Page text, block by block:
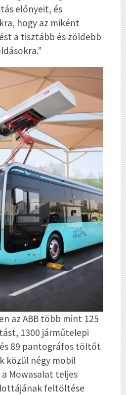
előnyeit, és
hogy az miként
a tisztább és zöldebb
az ABB több mint 125
1300 járműtelepi
89 pantográfos töltőt
közül négy mobil
Mowasalat teljes
feltöltése